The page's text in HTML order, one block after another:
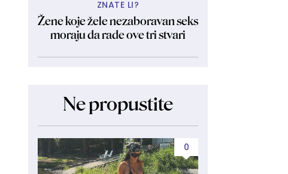
ZNATE LI?
Žene koje žele nezaboravan seks
moraju da rade ove tri stvari
Ne propustite
0